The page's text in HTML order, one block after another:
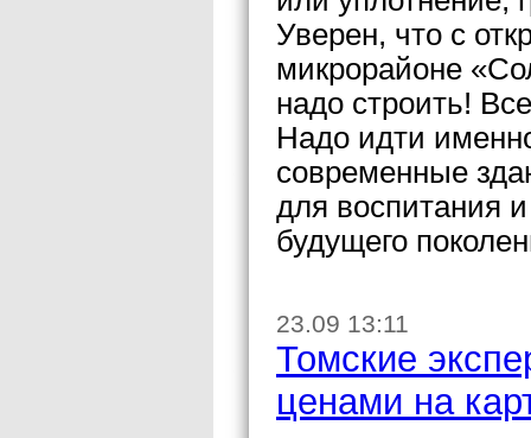
Уверен, что с
микрорайоне
надо строить!
Надо идти
современные
для воспитания
будущего
23.09 13:11
Томские
ценами на